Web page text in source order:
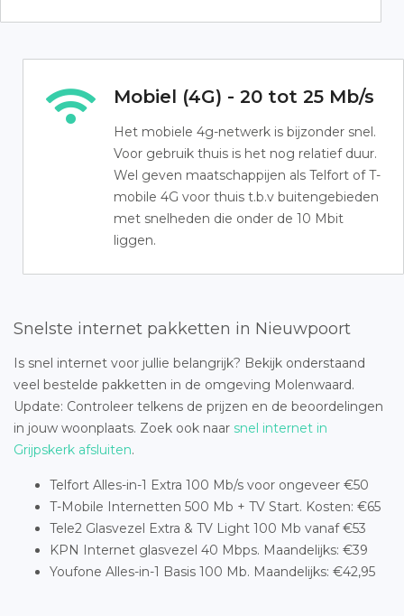
Mobiel (4G) - 20 tot 25 Mb/s
Het mobiele 4g-netwerk is bijzonder snel.
Voor gebruik thuis is het nog relatief duur.
Wel geven maatschappijen als Telfort of T-
mobile 4G voor thuis t.b.v buitengebieden
met snelheden die onder de 10 Mbit
liggen.
Snelste internet pakketten in Nieuwpoort
Is snel internet voor jullie belangrijk? Bekijk onderstaand
veel bestelde pakketten in de omgeving Molenwaard.
Update: Controleer telkens de prijzen en de beoordelingen
in jouw woonplaats. Zoek ook naar snel internet in
Grijpskerk afsluiten.
Telfort Alles-in-1 Extra 100 Mb/s voor ongeveer €50
T-Mobile Internetten 500 Mb + TV Start. Kosten: €65
Tele2 Glasvezel Extra & TV Light 100 Mb vanaf €53
KPN Internet glasvezel 40 Mbps. Maandelijks: €39
Youfone Alles-in-1 Basis 100 Mb. Maandelijks: €42,95